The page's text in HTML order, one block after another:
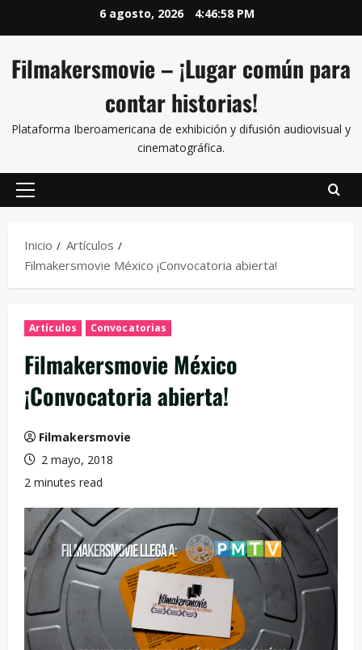
6 agosto, 2026 4:46:58 PM
Filmakersmovie – ¡Lugar común para
contar historias!
Plataforma Iberoamericana de exhibición y difusión audiovisual y
cinematográfica.
Inicio
Artículos
Filmakersmovie México ¡Convocatoria abierta!
Artículos Convocatorias
Filmakersmovie México
¡Convocatoria abierta!
Filmakersmovie
2 mayo, 2018
2 minutes read